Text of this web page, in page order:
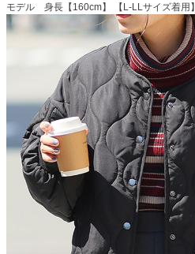
モデル 身長【160cm】 【L-LLサイズ着用】